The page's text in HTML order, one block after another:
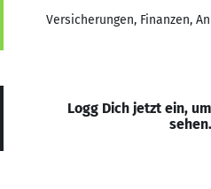
Versicherungen, Finanzen,
Logg Dich jetzt ein,
sehen.